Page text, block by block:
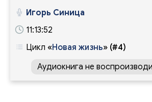
Игорь Синица
11:13:52
Цикл «Новая жизнь» (#4)
Аудиокнига не